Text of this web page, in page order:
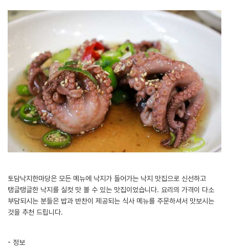
토담낙지한마당은 모든 메뉴에 낙지가 들어가는 낙지 맛집으로 신선하고
탱글탱글한 낙지를 실컷 맛 볼 수 있는 맛집이었습니다. 요리의 가격이 다소
부담되시는 분들은 밥과 반찬이 제공되는 식사 메뉴를 주문하셔서 맛보시는
것을 추천 드립니다.
- 정보